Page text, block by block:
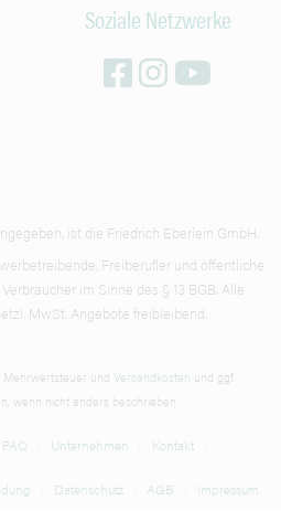
Soziale Netzwerke
ist die Friedrich Eberlein GmbH.
Freiberufler und öffentliche
im Sinne des § 13 BGB. Alle
MwSt. Angebote freibleibend.
Mehrwertsteuer und Versandkosten und ggf.
wenn nicht anders beschrieben
FAQ Unternehmen Kontakt
Datenschutz AGB Impressum